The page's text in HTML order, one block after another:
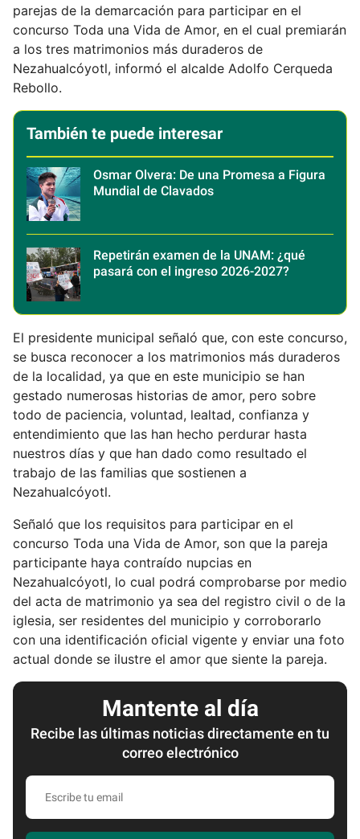
parejas de la demarcación para participar en el
concurso Toda una Vida de Amor, en el cual premiarán
a los tres matrimonios más duraderos de
Nezahualcóyotl, informó el alcalde Adolfo Cerqueda
Rebollo.
También te puede interesar
Osmar Olvera: De una Promesa a Figura
Mundial de Clavados
Repetirán examen de la UNAM: ¿qué
pasará con el ingreso 2026-2027?
El presidente municipal señaló que, con este concurso,
se busca reconocer a los matrimonios más duraderos
de la localidad, ya que en este municipio se han
gestado numerosas historias de amor, pero sobre
todo de paciencia, voluntad, lealtad, confianza y
entendimiento que las han hecho perdurar hasta
nuestros días y que han dado como resultado el
trabajo de las familias que sostienen a
Nezahualcóyotl.
Señaló que los requisitos para participar en el
concurso Toda una Vida de Amor, son que la pareja
participante haya contraído nupcias en
Nezahualcóyotl, lo cual podrá comprobarse por medio
del acta de matrimonio ya sea del registro civil o de la
iglesia, ser residentes del municipio y corroborarlo
con una identificación oficial vigente y enviar una foto
actual donde se ilustre el amor que siente la pareja.
Mantente al día
Recibe las últimas noticias directamente en tu
correo electrónico
E
c